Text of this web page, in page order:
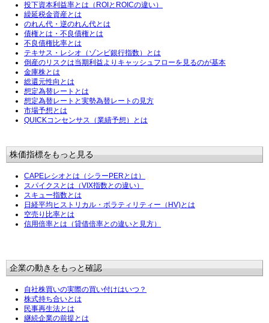
投下資本利益率とは（ROIとROICの違い）
繰延税金資産とは
のれん代・逆のれん代とは
債権とは・不良債権とは
不良債権比率とは
テキサス・レシオ（ゾンビ銀行指数）とは
倒産のリスクは当期利益よりキャッシュフローを見るのが基本
金庫株とは
総還元性向とは
想定為替レートとは
想定為替レートと実勢為替レートの見方
市場予想とは
QUICKコンセンサス（業績予想）とは
株価指標をもっと見る
CAPEレシオとは（シラーPERとは）
スパイクスとは（VIX指数との違い）
スキュー指数とは
日経平均ヒストリカル・ボラティリティー（HV)とは
空売り比率とは
信用倍率とは（貸借倍率との違いと見方）
企業の動きをもっと確認
自社株買いの実際の買い付けはいつ？
株式持ち合いとは
民事再生法とは
継続企業の前提とは